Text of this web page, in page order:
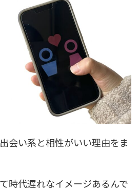
会い系と相性がいい理由をま
時代遅れなイメージあるんで